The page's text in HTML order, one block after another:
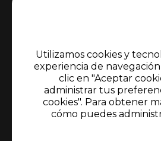
Utilizamos cookies y
experiencia de
clic en "Aceptar
administrar tus
cookies". Para obtener
cómo puedes